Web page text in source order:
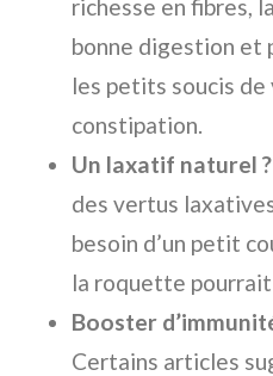
richesse en fibres,
bonne digestion et
les petits soucis
constipation.
Un laxatif naturel ?
des vertus
besoin d’un petit
la roquette
Booster
Certains articles